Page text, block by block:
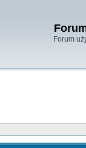
Forum